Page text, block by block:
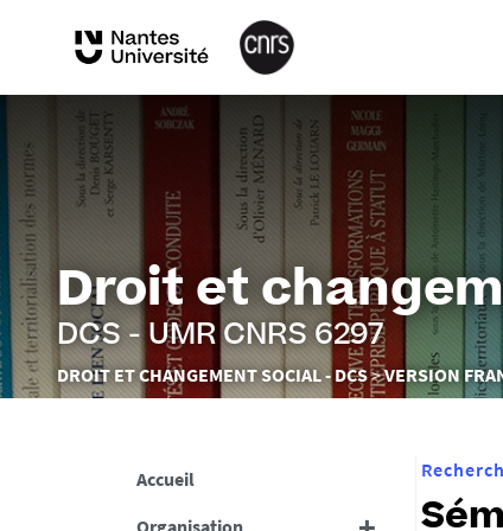
Droit et
DCS - UMR CNRS 6297
Vous
êtes
DROIT ET CHANGEMENT SOCIAL - DCS VERSION
Accueil
Organisation